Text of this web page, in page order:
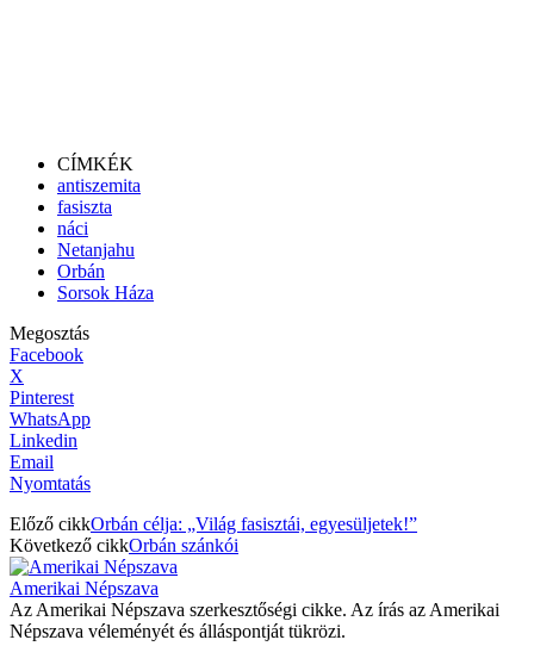
CÍMKÉK
antiszemita
fasiszta
náci
Netanjahu
Orbán
Sorsok Háza
Megosztás
Facebook
X
Pinterest
WhatsApp
Linkedin
Email
Nyomtatás
Előző cikkOrbán célja: „Világ fasisztái, egyesüljetek!”
Következő cikkOrbán szánkói
Amerikai Népszava
Az Amerikai Népszava szerkesztőségi cikke. Az írás az Amerikai
Népszava véleményét és álláspontját tükrözi.